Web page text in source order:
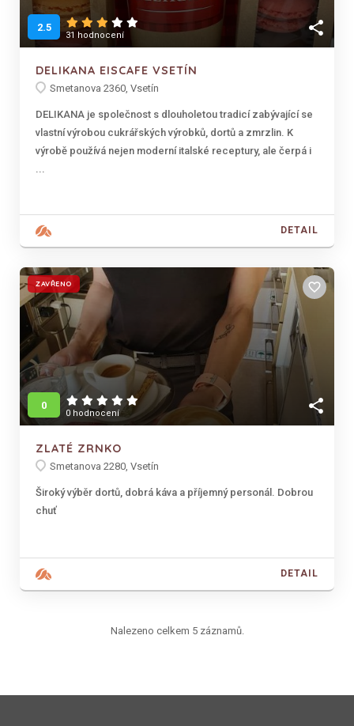
share
2.5
31 hodnocení
DELIKANA EISCAFE VSETÍN
Smetanova 2360, Vsetín
DELIKANA je společnost s dlouholetou tradicí zabývající se
vlastní výrobou cukrářských výrobků, dortů a zmrzlin. K
výrobě používá nejen moderní italské receptury, ale čerpá i
DETAIL
ZAVŘENO
share
0
0 hodnocení
favorite_border
ZLATÉ ZRNKO
Smetanova 2280, Vsetín
Široký výběr dortů, dobrá káva a příjemný personál. Dobrou
chuť
DETAIL
Nalezeno celkem 5 záznamů.